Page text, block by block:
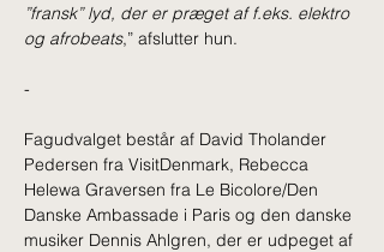
”fransk” lyd, der er præget af f.eks. elektro
og afrobeats,” afslutter hun.
-
Fagudvalget består af David Tholander
Pedersen fra VisitDenmark, Rebecca
Helewa Graversen fra Le Bicolore/Den
Danske Ambassade i Paris og den danske
musiker Dennis Ahlgren, der er udpeget af